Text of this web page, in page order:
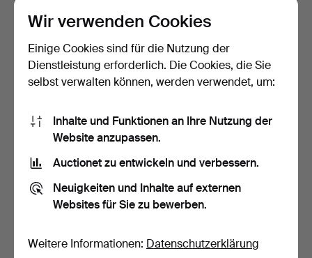
ZAHNARZTLAMPE,
"Scialytique" BBT.Le, email…
1 Gebot
32 USD
FOTOTISCHLAMPE,
32 USD
Wir verwenden Cookies
Einige Cookies sind für die Nutzung der
Dienstleistung erforderlich. Die Cookies, die Sie
selbst verwalten können, werden verwendet, um:
Inhalte und Funktionen an Ihre Nutzung der
Website anzupassen.
Auctionet zu entwickeln und verbessern.
Neuigkeiten und Inhalte auf externen
Websites für Sie zu bewerben.
Weitere Informationen: Datenschutzerklärung